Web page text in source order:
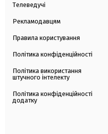
Телеведучі
Рекламодавцям
Правила користування
Політика конфіденційності
Політика використання
штучного інтелекту
Політика конфіденційності
додатку